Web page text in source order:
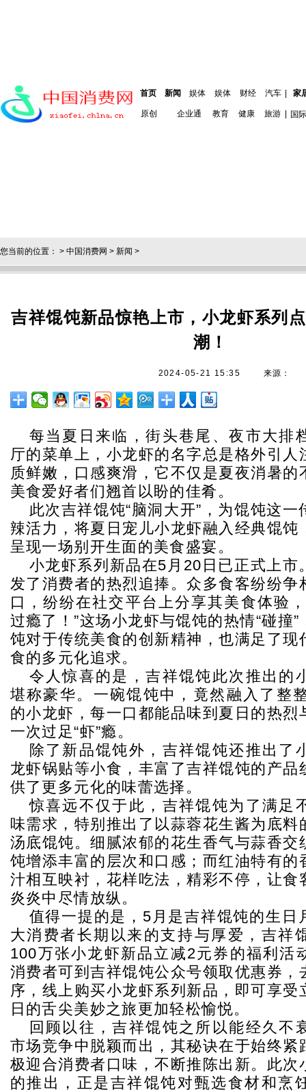
首页 新闻 娱体 娱体 财经 汽车 家
原创 企业通 教育 健康 旅游 国际
您当前的位置： > 中国消费网 > 新闻 >
吉祥馄饨新品惊艳上市，小龙虾系列
潮！
2024-05-21 15:35 来源：
每当夏日来临，街头巷尾、夜市大排
厅的菜单上，小龙虾的名字总是格外引人
质鲜嫩，口感爽滑，它不仅是夏夜消暑的
美食爱好者们翘首以盼的佳肴。
此次吉祥馄饨“脑洞大开”，为馄饨这
辣活力，将夏日宠儿小龙虾融入经典馄饨
呈现一场别开生面的美食盛宴。
小龙虾系列新品在5月20日已正式上市
发了消费者的热烈追捧。众多食客纷纷争
口，纷纷在社交平台上分享其美食体验
过瘾了！”这场小龙虾与馄饨的热情“碰撞
饨对于传统美食的创新精神，也满足了现
食的多元化追求。
令人惊喜的是，吉祥馄饨此次推出的
堪称豪华。一碗馄饨中，竟然融入了整
的小龙虾，每一口都能品味到夏日的热烈
一次过足“虾”瘾。
除了新品馄饨外，吉祥馄饨还推出了
龙虾锅贴等小食，丰富了吉祥馄饨的产品
供了更多元化的味蕾选择。
惊喜远不仅于此，吉祥馄饨为了满足
味需求，特别推出了以蒜蓉花生酱为底料
汤底馄饨。细腻浓郁的花生香气与蒜香交
饨增添丰富的层次和口感；而红油特有的
汁相互映衬，花样吃法，精彩不停，让食
炎炎中尽情放纵。
值得一提的是，5月是吉祥馄饨的生日
大消费者长期以来的支持与厚爱，吉祥
100万张小龙虾新品立减2元券的福利活
消费者可到吉祥馄饨公众号领取优惠券，
序，线上购买小龙虾系列新品，即可享受
日的舌尖美妙之旅更加轻松愉悦。
回顾以往，吉祥馄饨之所以能经久不
市场竞争中脱颖而出，其秘诀在于始终紧
极迎合消费者口味，不断推陈出新。此次
的推出，正是吉祥馄饨对甄选食材和烹